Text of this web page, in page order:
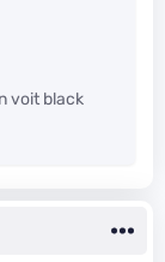
voit black